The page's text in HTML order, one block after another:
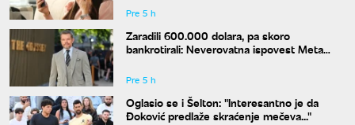
Pre 5 h
Zaradili 600.000 dolara, pa skoro
bankrotirali: Neverovatna ispovest Meta
Pre 5 h
Oglasio se i Šelton: "Interesantno je da
Đoković predlaže skraćenje mečeva..."